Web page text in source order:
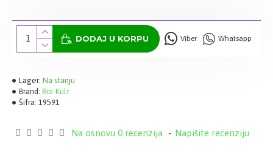
Lager: Na stanju
Brand: Bio-Kult
Šifra: 19591
Na osnovu 0 recenzija. - Napišite recenziju
DODAJ U KORPU Viber Whatsapp